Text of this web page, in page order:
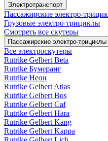
Электротранспорт
Пассажирские
Грузовые электро‑трициклы
Смотреть все скутеры
Пассажирские электро‑трициклы
Все электро­скутеры
Rutrike Gelbert Beta
Rutrike Бумеранг
Rutrike Неон
Rutrike Gelbert Atlas
Rutrike Gelbert Bos
Rutrike Gelbert Caf
Rutrike Gelbert Hara
Rutrike Gelbert Kang
Rutrike Gelbert Kappa